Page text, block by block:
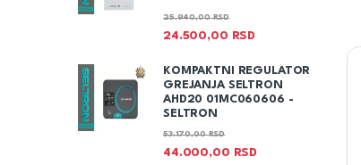
24.500,00 RSD
25.940,00RSD
KOMPAKTNI REGULATOR
GREJANJA SELTRON
AHD20 01MC060606 -
SELTRON
44.000,00 RSD
53.170,00RSD